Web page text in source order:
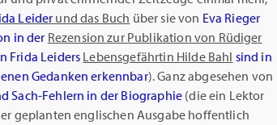
Leider und das Buch über sie von Eva Rieger
in der Rezension zur Publikation von Rüdiger
Frida Leiders Lebensgefährtin Hilde Bahl sind in
Gedanken erkennbar). Ganz abgesehen von
Sach-Fehlern in der Biographie (die ein Lektor
geplanten englischen Ausgabe hoffentlich